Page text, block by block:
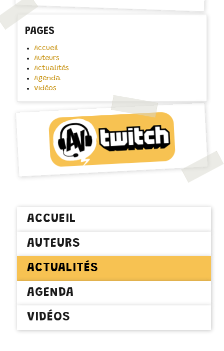
PAGES
Accueil
Auteurs
Actualités
Agenda
Vidéos
ACCUEIL
AUTEURS
ACTUALITÉS
AGENDA
VIDÉOS